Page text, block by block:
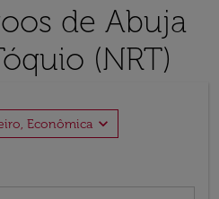
de Abuja
(NRT)
Econômica expand_more